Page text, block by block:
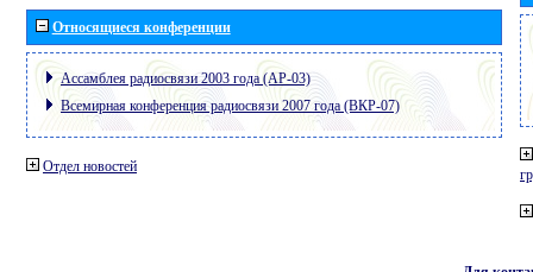
Относящиеся конференции
Ассамблея радиосвязи 2003 года (АР-03)
Всемирная конференция радиосвязи 2007 года (ВКР-07)
Отдел новостей